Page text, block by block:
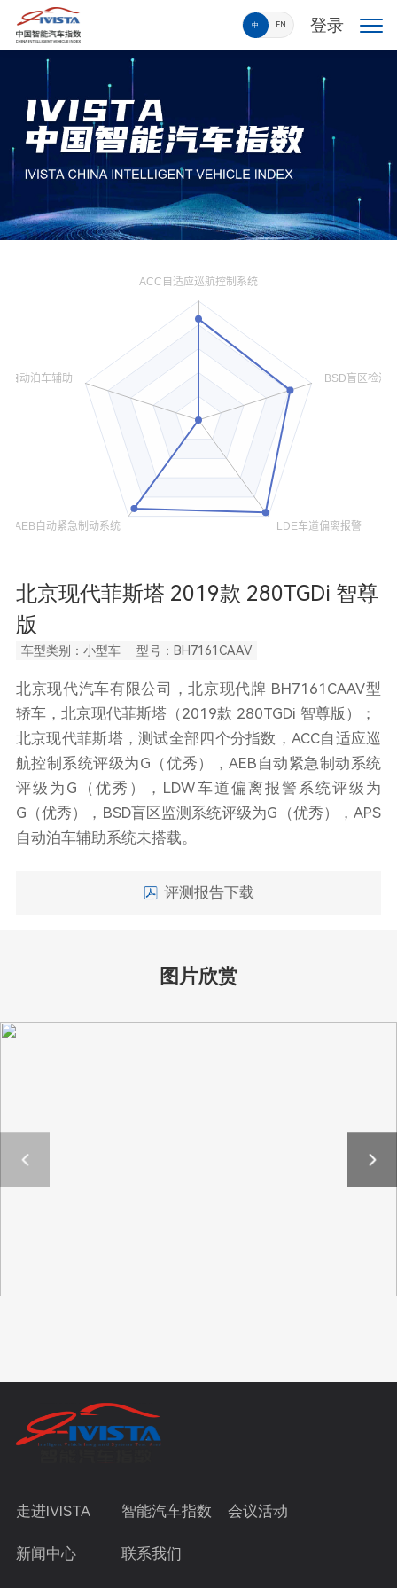
中 EN 登录
北京现代菲斯塔 2019款 280TGDi 智尊
版
车型类别：小型车 型号：BH7161CAAV
北京现代汽车有限公司，北京现代牌 BH7161CAAV型
轿车，北京现代菲斯塔（2019款 280TGDi 智尊版）；
北京现代菲斯塔，测试全部四个分指数，ACC自适应巡
航控制系统评级为G（优秀），AEB自动紧急制动系统
评级为G（优秀），LDW车道偏离报警系统评级为
G（优秀），BSD盲区监测系统评级为G（优秀），APS
自动泊车辅助系统未搭载。
评测报告下载
图片欣赏
走进IVISTA 智能汽车指数 会议活动
新闻中心 联系我们